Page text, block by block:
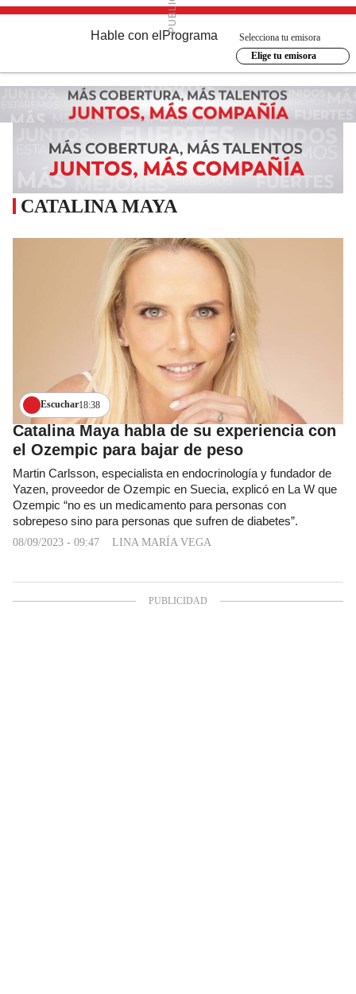
Hable con el Programa
Selecciona tu emisora
Elige tu emisora
CATALINA MAYA
Escuchar18:38
Catalina Maya habla de su experiencia con
el Ozempic para bajar de peso
Martin Carlsson, especialista en endocrinología y fundador de
Yazen, proveedor de Ozempic en Suecia, explicó en La W que
Ozempic “no es un medicamento para personas con
sobrepeso sino para personas que sufren de diabetes”.
08/09/2023 - 09:47 LINA MARÍA VEGA